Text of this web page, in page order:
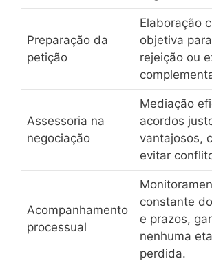
Preparação da
petição
Elaboração
objetiva
rejeição ou
Assessoria na
negociação
Mediação
acordos
vantajosos,
evitar
Acompanhamento
processual
constante
e prazos,
nenhuma
perdida.